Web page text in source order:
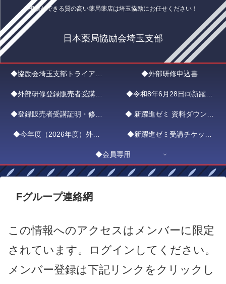
相談ができる質の高い薬局薬店は埼玉協励にお任せください！
日本薬局協励会埼玉支部
◆協励会埼玉支部トライアル
入会申込
◆外部研修申込書
◆外部研修登録販売者受講証
明書申請フォーム
◆令和8年6月28日㈰新躍進
ゼミ ZOOMエントリー
◆登録販売者受講証明・修了
証ダウンロード
◆ 新躍進ゼミ 資料ダウンロ
ード
◆今年度（2026年度）外部 ◆新躍進ゼミ受講チケット
（1,000円）
◆会員専用
Fグループ連絡網
この情報へのアクセスはメンバーに限定
されています。ログインしてください。
メンバー登録は下記リンクをクリックし